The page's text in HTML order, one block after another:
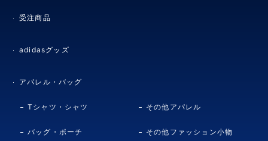
受注商品
adidasグッズ
アパレル・バッグ
Tシャツ・シャツ その他アパレル
バッグ・ポーチ その他ファッション小物